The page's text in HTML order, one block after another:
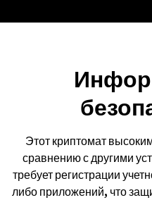
Этот криптомат
сравнению с другими
требует регистрации
либо приложений, что